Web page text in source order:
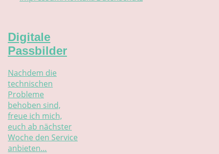
Digitale
Passbilder
Nachdem die
technischen
Probleme
behoben sind,
freue ich mich,
euch ab nächster
Woche den Service
anbieten…